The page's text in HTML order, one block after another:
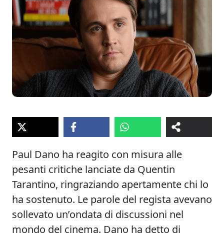
Paul Dano ha reagito con misura alle
pesanti critiche lanciate da Quentin
Tarantino, ringraziando apertamente chi lo
ha sostenuto. Le parole del regista avevano
sollevato un’ondata di discussioni nel
mondo del cinema. Dano ha detto di